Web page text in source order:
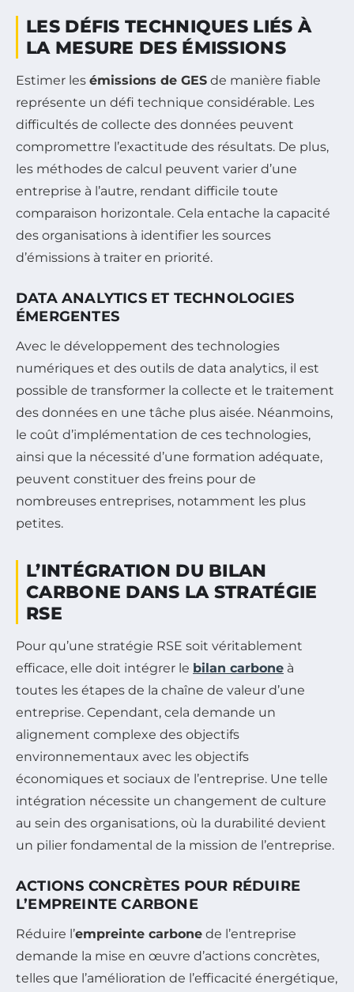
LES DÉFIS TECHNIQUES LIÉS À
LA MESURE DES ÉMISSIONS
Estimer les émissions de GES de manière fiable
représente un défi technique considérable. Les
difficultés de collecte des données peuvent
compromettre l’exactitude des résultats. De plus,
les méthodes de calcul peuvent varier d’une
entreprise à l’autre, rendant difficile toute
comparaison horizontale. Cela entache la capacité
des organisations à identifier les sources
d’émissions à traiter en priorité.
DATA ANALYTICS ET TECHNOLOGIES
ÉMERGENTES
Avec le développement des technologies
numériques et des outils de data analytics, il est
possible de transformer la collecte et le traitement
des données en une tâche plus aisée. Néanmoins,
le coût d’implémentation de ces technologies,
ainsi que la nécessité d’une formation adéquate,
peuvent constituer des freins pour de
nombreuses entreprises, notamment les plus
petites.
L’INTÉGRATION DU BILAN
CARBONE DANS LA STRATÉGIE
RSE
Pour qu’une stratégie RSE soit véritablement
efficace, elle doit intégrer le bilan carbone à
toutes les étapes de la chaîne de valeur d’une
entreprise. Cependant, cela demande un
alignement complexe des objectifs
environnementaux avec les objectifs
économiques et sociaux de l’entreprise. Une telle
intégration nécessite un changement de culture
au sein des organisations, où la durabilité devient
un pilier fondamental de la mission de l’entreprise.
ACTIONS CONCRÈTES POUR RÉDUIRE
L’EMPREINTE CARBONE
Réduire l’empreinte carbone de l’entreprise
demande la mise en œuvre d’actions concrètes,
telles que l’amélioration de l’efficacité énergétique,